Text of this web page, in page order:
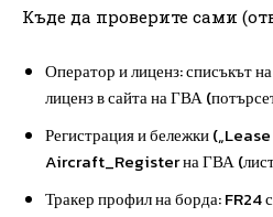
Къде да проверите сами
Оператор и лиценз: списъкът
лиценз в сайта на ГВА
Регистрация и бележки
Aircraft_Register на ГВА
Тракер профил на борда: FR24